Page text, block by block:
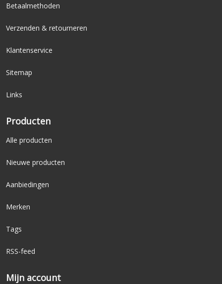
Betaalmethoden
Verzenden & retourneren
Klantenservice
Sitemap
Links
Producten
Alle producten
Nieuwe producten
Aanbiedingen
Merken
Tags
RSS-feed
Mijn account